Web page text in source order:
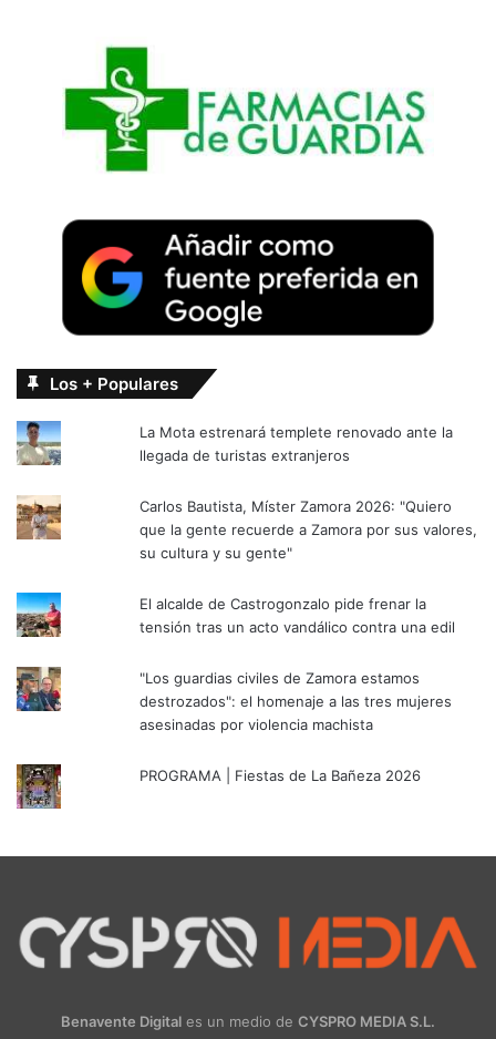
Los + Populares
La Mota estrenará templete renovado ante la
llegada de turistas extranjeros
Carlos Bautista, Míster Zamora 2026: "Quiero
que la gente recuerde a Zamora por sus valores,
su cultura y su gente"
El alcalde de Castrogonzalo pide frenar la
tensión tras un acto vandálico contra una edil
"Los guardias civiles de Zamora estamos
destrozados": el homenaje a las tres mujeres
asesinadas por violencia machista
PROGRAMA | Fiestas de La Bañeza 2026
Benavente Digital es un medio de CYSPRO MEDIA S.L.